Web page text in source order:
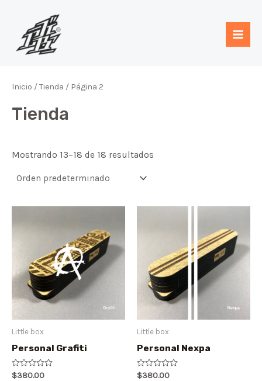
contenido
Inicio /Tienda / Página 2
Tienda
Mostrando 13–18 de 18 resultados
Little box
Personal Grafiti
Valorado
$380.00
Little box
Personal Nexpa
Valorado
$380.00